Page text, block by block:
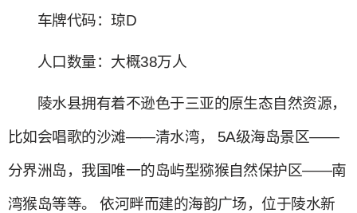
车牌代码：琼D
人口数量：大概38万人
陵水县拥有着不逊色于三亚的原生态自然资源，
比如会唱歌的沙滩——清水湾， 5A级海岛景区——
分界洲岛，我国唯一的岛屿型猕猴自然保护区——南
湾猴岛等等。 依河畔而建的海韵广场，位于陵水新